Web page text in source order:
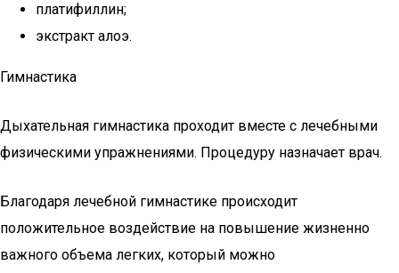
платифиллин;
экстракт алоэ.
Гимнастика
Дыхательная гимнастика проходит вместе с лечебными
физическими упражнениями. Процедуру назначает врач.
Благодаря лечебной гимнастике происходит
положительное воздействие на повышение жизненно
важного объема легких, который можно